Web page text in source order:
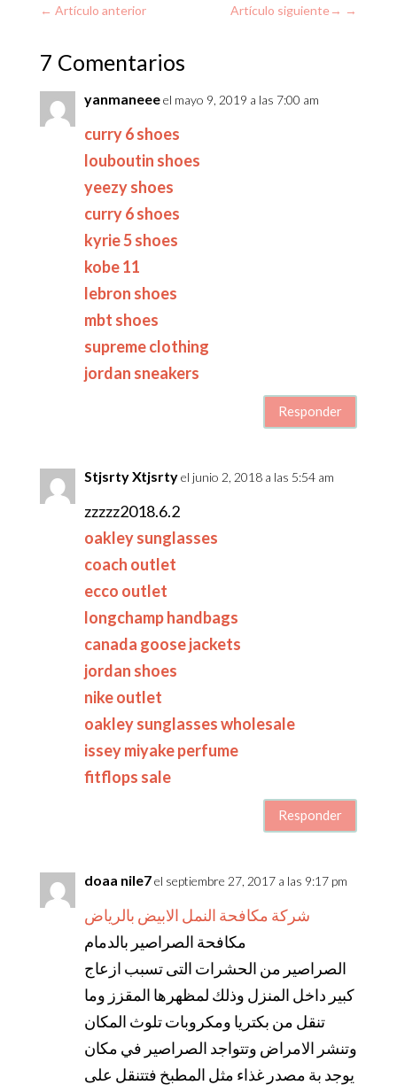
← Artículo anterior Artículo siguiente →
7 Comentarios
yanmaneeeel mayo 9, 2019 a las 7:00 am
curry 6 shoes
louboutin shoes
yeezy shoes
curry 6 shoes
kyrie 5 shoes
kobe 11
lebron shoes
mbt shoes
supreme clothing
jordan sneakers
Responder
Stjsrty Xtjsrtyel junio 2, 2018 a las 5:54 am
zzzzz2018.6.2
oakley sunglasses
coach outlet
ecco outlet
longchamp handbags
canada goose jackets
jordan shoes
nike outlet
oakley sunglasses wholesale
issey miyake perfume
fitflops sale
Responder
doaa nile7el septiembre 27, 2017 a las 9:17 pm
شركة مكافحة النمل الابيض بالرياض
مكافحة الصراصير بالدمام
الصراصير من الحشرات التى تسبب ازعاج
كبير داخل المنزل وذلك لمظهرها المقزز وما
تنقل من بكتريا ومكروبات تلوث المكان
وتنشر الامراض وتتواجد الصراصير في مكان
يوجد بة مصدر غذاء مثل المطبخ فتتنقل على